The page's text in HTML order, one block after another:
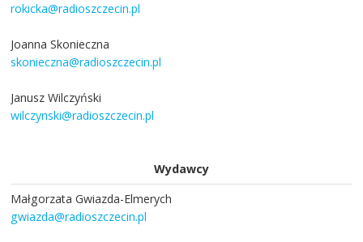
rokicka@radioszczecin.pl
Joanna Skonieczna
skonieczna@radioszczecin.pl
Janusz Wilczyński
wilczynski@radioszczecin.pl
Wydawcy
Małgorzata Gwiazda-Elmerych
gwiazda@radioszczecin.pl